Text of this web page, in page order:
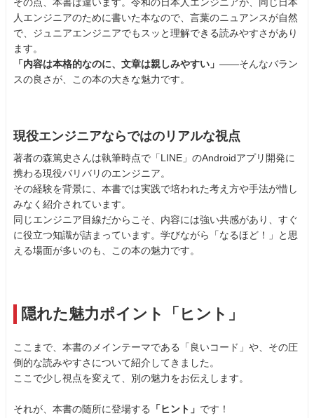
その点、本書は違います。令和の日本人エンジニアが、同じ日本
人エンジニアのために書いた本なので、言葉のニュアンスが自然
で、ジュニアエンジニアでもスッと理解できる読みやすさがあり
ます。
「内容は本格的なのに、文章は親しみやすい」 ――そんなバラン
スの良さが、この本の大きな魅力です。
現役エンジニアならではのリアルな視点
著者の森篤史さんは執筆時点で「LINE」のAndroidアプリ開発に
携わる現役バリバリのエンジニア。
その経験を背景に、本書では実践で培われた考え方や手法が惜し
みなく紹介されています。
同じエンジニア目線だからこそ、内容には強い共感があり、すぐ
に役立つ知識が詰まっています。学びながら「なるほど！」と思
える場面が多いのも、この本の魅力です。
隠れた魅力ポイント「ヒント」
ここまで、本書のメインテーマである「良いコード」や、その圧
倒的な読みやすさについて紹介してきました。
ここで少し視点を変えて、別の魅力をお伝えします。
それが、本書の随所に登場する 「ヒント」 です！